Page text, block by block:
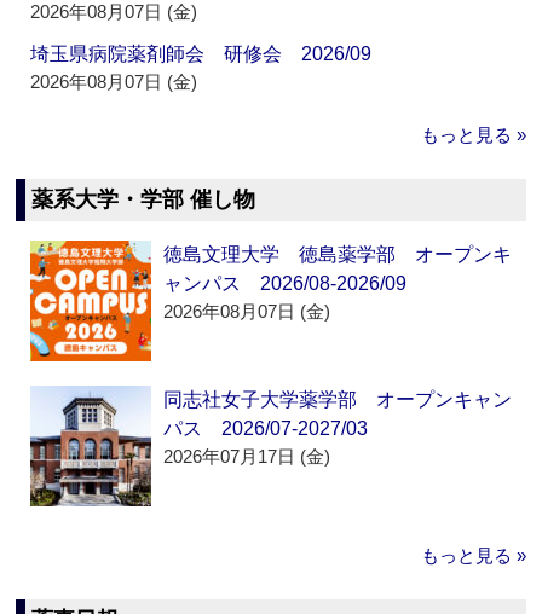
2026年08月07日 (金)
埼玉県病院薬剤師会 研修会 2026/09
2026年08月07日 (金)
もっと見る »
薬系大学・学部 催し物
徳島文理大学 徳島薬学部 オープンキ
ャンパス 2026/08-2026/09
2026年08月07日 (金)
同志社女子大学薬学部 オープンキャン
パス 2026/07-2027/03
2026年07月17日 (金)
もっと見る »